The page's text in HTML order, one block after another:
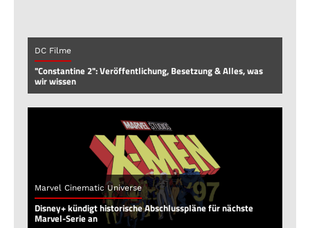
DC Filme
"Constantine 2": Veröffentlichung, Besetzung & Alles, was
wir wissen
Marvel Cinematic Universe
Disney+ kündigt historische Abschlusspläne für nächste
Marvel-Serie an